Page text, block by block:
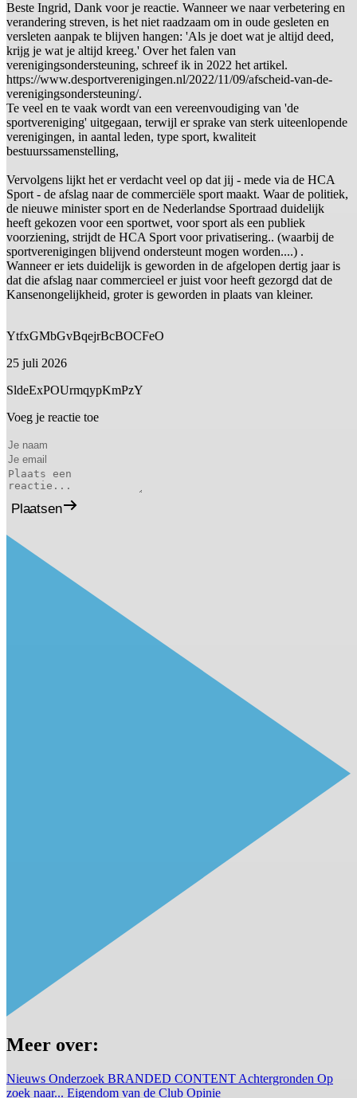
Beste Ingrid, Dank voor je reactie. Wanneer we naar verbetering en
verandering streven, is het niet raadzaam om in oude gesleten en
versleten aanpak te blijven hangen: 'Als je doet wat je altijd deed,
krijg je wat je altijd kreeg.' Over het falen van
verenigingsondersteuning, schreef ik in 2022 het artikel.
https://www.desportverenigingen.nl/2022/11/09/afscheid-van-de-
verenigingsondersteuning/.
Te veel en te vaak wordt van een vereenvoudiging van 'de
sportvereniging' uitgegaan, terwijl er sprake van sterk uiteenlopende
verenigingen, in aantal leden, type sport, kwaliteit
bestuurssamenstelling,
Vervolgens lijkt het er verdacht veel op dat jij - mede via de HCA
Sport - de afslag naar de commerciële sport maakt. Waar de politiek,
de nieuwe minister sport en de Nederlandse Sportraad duidelijk
heeft gekozen voor een sportwet, voor sport als een publiek
voorziening, strijdt de HCA Sport voor privatisering.. (waarbij de
sportverenigingen blijvend ondersteunt mogen worden....) .
Wanneer er iets duidelijk is geworden in de afgelopen dertig jaar is
dat die afslag naar commercieel er juist voor heeft gezorgd dat de
Kansenongelijkheid, groter is geworden in plaats van kleiner.
YtfxGMbGvBqejrBcBOCFeO
25 juli 2026
SldeExPOUrmqypKmPzY
Voeg je reactie toe
Plaatsen
Meer over:
Nieuws Onderzoek BRANDED CONTENT Achtergronden Op
zoek naar... Eigendom van de Club Opinie